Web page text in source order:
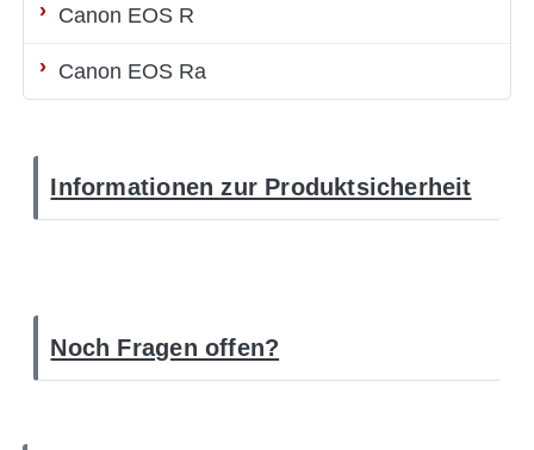
Canon EOS R
Canon EOS Ra
Informationen zur Produktsicherheit
Noch Fragen offen?